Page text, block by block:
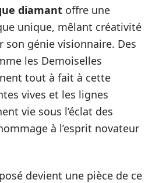
diamant offre une
unique, mêlant créativité
génie visionnaire. Des
les Demoiselles
tout à fait à cette
vives et les lignes
vie sous l’éclat des
à l’esprit novateur
devient une pièce de ce